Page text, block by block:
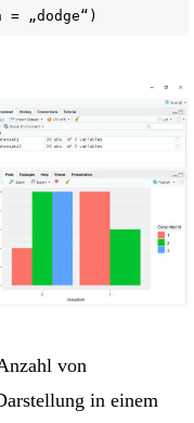
„dodge“)
von
in einem